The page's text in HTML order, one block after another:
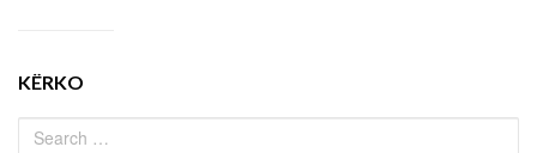
KËRKO